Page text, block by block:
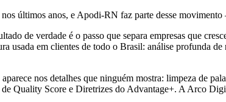
últimos anos, e Apodi-RN faz parte desse
de verdade é o passo que separa empresas que
usada em clientes de todo o Brasil: análise profunda
nos detalhes que ninguém mostra: limpeza de
Quality Score e Diretrizes do Advantage+. A Arco